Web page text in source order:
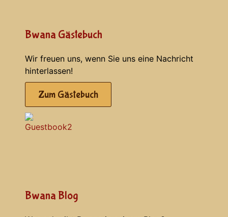
Bwana Gästebuch
Wir freuen uns, wenn Sie uns eine Nachricht
hinterlassen!
Zum Gästebuch
Bwana Blog